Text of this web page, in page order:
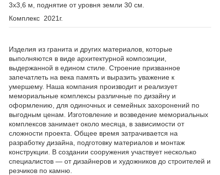
3х3,6 м, поднятие от уровня земли 30 см.
Комплекс 2021г.
Изделия из гранита и других материалов, которые
выполняются в виде архитектурной композиции,
выдержанной в едином стиле. Строение призванное
запечатлеть на века память и выразить уважение к
умершему. Наша компания производит и реализует
мемориальные комплексы различные по дизайну и
оформлению, для одиночных и семейных захоронений по
выгодным ценам. Изготовление и возведение мемориальных
комплексов занимает около месяца, в зависимости от
сложности проекта. Общее время затрачивается на
разработку дизайна, подготовку материалов и монтаж
конструкции. В создании сооружения участвует несколько
специалистов — от дизайнеров и художников до строителей и
резчиков по камню.